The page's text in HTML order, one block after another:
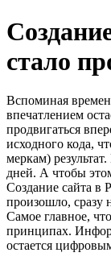
стало
Вспоминая
впечатлением
продвигаться
исходного кода,
меркам)
дней. А чтобы
Создание сайта в
произошло, сразу
Самое главное,
принципах.
остается